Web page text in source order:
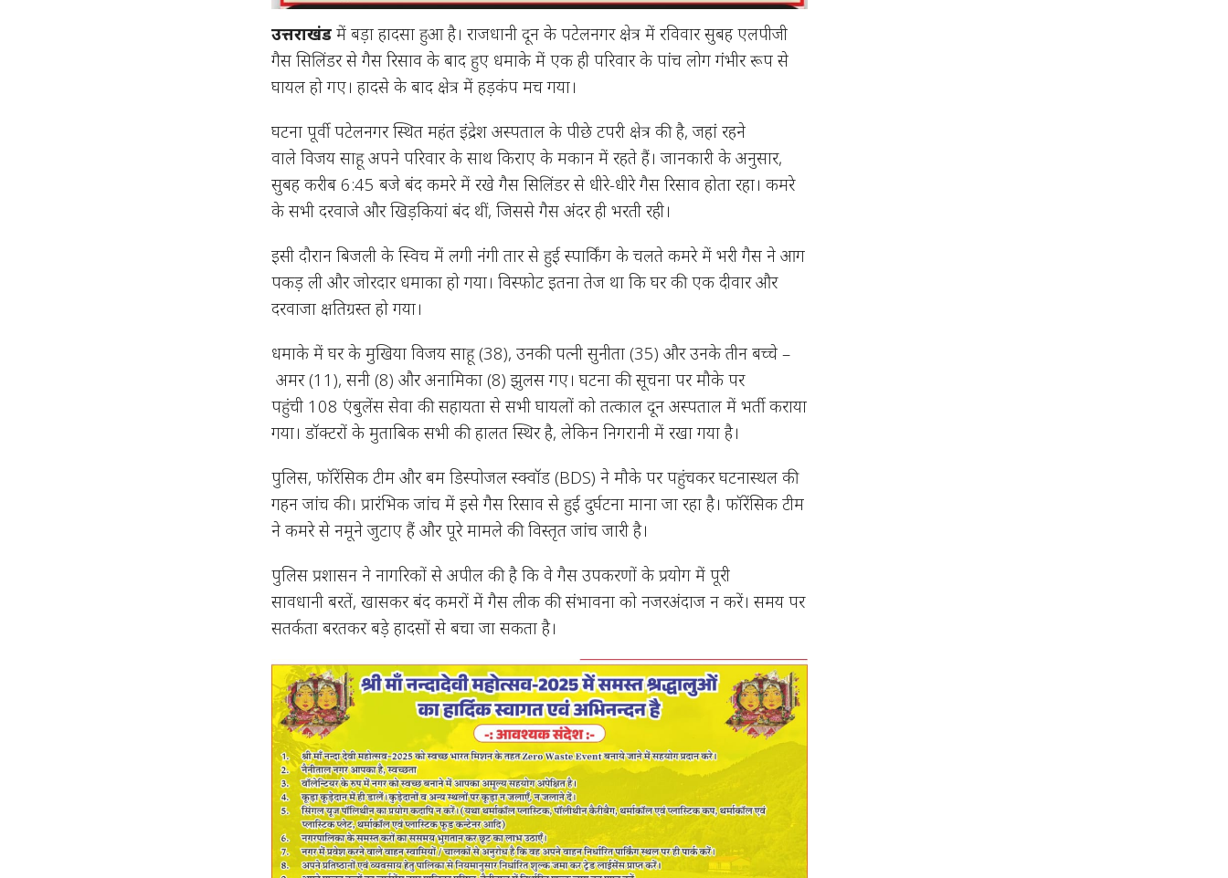
उत्तराखंड में बड़ा हादसा हुआ है। राजधानी दून के पटेलनगर क्षेत्र में रविवार सुबह एलपीजी
गैस सिलिंडर से गैस रिसाव के बाद हुए धमाके में एक ही परिवार के पांच लोग गंभीर रूप से
घायल हो गए। हादसे के बाद क्षेत्र में हड़कंप मच गया।
घटना पूर्वी पटेलनगर स्थित महंत इंद्रेश अस्पताल के पीछे टपरी क्षेत्र की है, जहां रहने
वाले विजय साहू अपने परिवार के साथ किराए के मकान में रहते हैं। जानकारी के अनुसार,
सुबह करीब 6:45 बजे बंद कमरे में रखे गैस सिलिंडर से धीरे-धीरे गैस रिसाव होता रहा। कमरे
के सभी दरवाजे और खिड़कियां बंद थीं, जिससे गैस अंदर ही भरती रही।
इसी दौरान बिजली के स्विच में लगी नंगी तार से हुई स्पार्किंग के चलते कमरे में भरी गैस ने आग
पकड़ ली और जोरदार धमाका हो गया। विस्फोट इतना तेज था कि घर की एक दीवार और
दरवाजा क्षतिग्रस्त हो गया।
धमाके में घर के मुखिया विजय साहू (38), उनकी पत्नी सुनीता (35) और उनके तीन बच्चे –
अमर (11), सनी (8) और अनामिका (8) झुलस गए। घटना की सूचना पर मौके पर
पहुंची 108 एंबुलेंस सेवा की सहायता से सभी घायलों को तत्काल दून अस्पताल में भर्ती कराया
गया। डॉक्टरों के मुताबिक सभी की हालत स्थिर है, लेकिन निगरानी में रखा गया है।
पुलिस, फॉरेंसिक टीम और बम डिस्पोजल स्क्वॉड (BDS) ने मौके पर पहुंचकर घटनास्थल की
गहन जांच की। प्रारंभिक जांच में इसे गैस रिसाव से हुई दुर्घटना माना जा रहा है। फॉरेंसिक टीम
ने कमरे से नमूने जुटाए हैं और पूरे मामले की विस्तृत जांच जारी है।
पुलिस प्रशासन ने नागरिकों से अपील की है कि वे गैस उपकरणों के प्रयोग में पूरी
सावधानी बरतें, खासकर बंद कमरों में गैस लीक की संभावना को नजरअंदाज न करें। समय पर
सतर्कता बरतकर बड़े हादसों से बचा जा सकता है।